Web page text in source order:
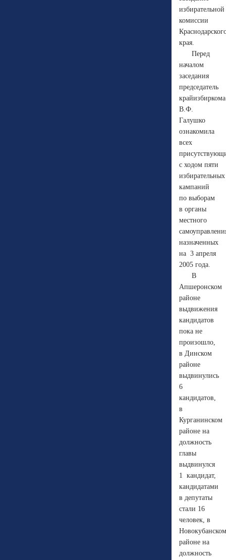
избирательной
комиссии
края.
Перед
началом
заседания
председатель
крайизбиркома
В.Ф.
Галушко
ознакомила
всех
с ходом пяти
избирательных
кампаний
по выборам
в органы
местного
назначенных
на 3 апреля
2005 года.
В
Апшеронском
районе
выдвижения
кандидатов
пока не
произошло,
в Динском
районе
выдвинулись
6
кандидатов,
в
Курганинском
районе на
должность
главы
выдвинулся
1 кандидат,
кандидатами
в депутаты
стали 16
человек, в
Новокубанском
районе на
должность